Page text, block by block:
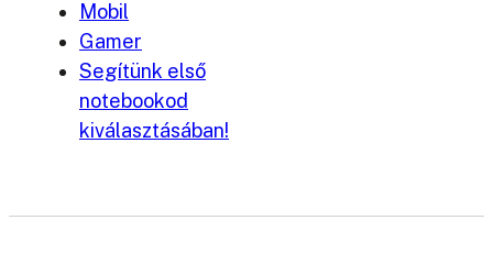
Mobil
Gamer
Segítünk első
notebookod
kiválasztásában!